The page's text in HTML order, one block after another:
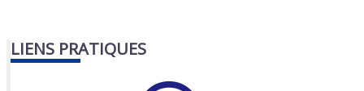
LIENS PRATIQUES